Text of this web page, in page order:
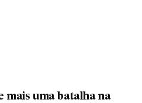
uma batalha na